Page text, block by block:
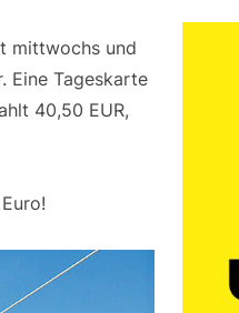
mittwochs und
Eine Tageskarte
40,50 EUR,